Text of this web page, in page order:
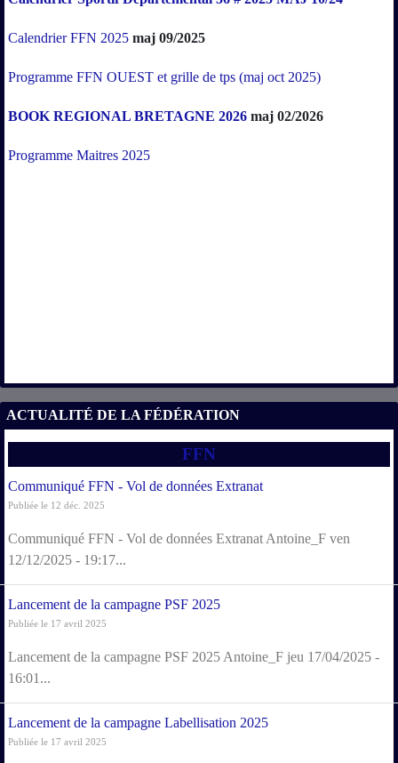
Calendrier FFN 2025 maj 09/2025
Programme FFN OUEST et grille de tps (maj oct 2025)
BOOK REGIONAL BRETAGNE 2026 maj 02/2026
Programme Maitres 2025
ACTUALITÉ DE LA FÉDÉRATION
FFN
Communiqué FFN - Vol de données Extranat
Publiée le 12 déc. 2025
Communiqué FFN - Vol de données Extranat Antoine_F ven
12/12/2025 - 19:17...
Lancement de la campagne PSF 2025
Publiée le 17 avril 2025
Lancement de la campagne PSF 2025 Antoine_F jeu 17/04/2025 -
16:01...
Lancement de la campagne Labellisation 2025
Publiée le 17 avril 2025